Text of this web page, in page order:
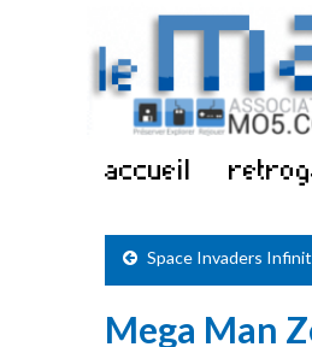
accueil
Space Invaders
Mega Man